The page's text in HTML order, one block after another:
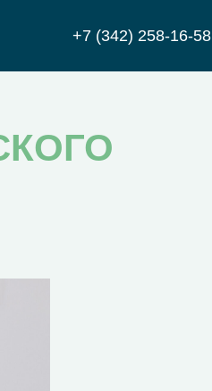
+7 (342) 258-16-58